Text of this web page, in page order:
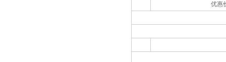
优惠